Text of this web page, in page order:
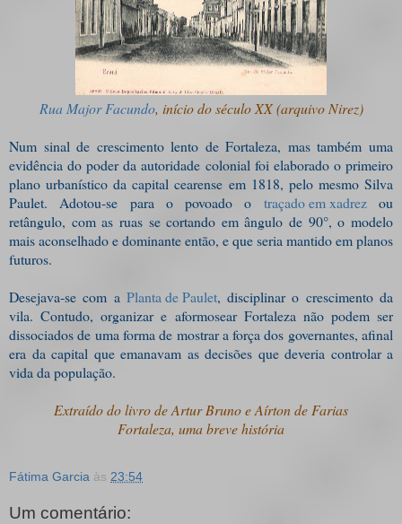
Rua Major Facundo, início do século XX (arquivo Nirez)
Num sinal de crescimento lento de Fortaleza, mas também uma
evidência do poder da autoridade colonial foi elaborado o primeiro
plano urbanístico da capital cearense em 1818, pelo mesmo Silva
Paulet. Adotou-se para o povoado o traçado em xadrezou
retângulo, com as ruas se cortando em ângulo de 90°, o modelo
mais aconselhado e dominante então, e que seria mantido em planos
futuros.
Desejava-se com a Planta de Paulet, disciplinar o crescimento da
vila. Contudo, organizar e aformosear Fortaleza não podem ser
dissociados de uma forma de mostrar a força dos governantes, afinal
era da capital que emanavam as decisões que deveria controlar a
vida da população.
Extraído do livro de Artur Bruno e Aírton de Farias
Fortaleza, uma breve história
Fátima Garcia às 23:54
Um comentário: